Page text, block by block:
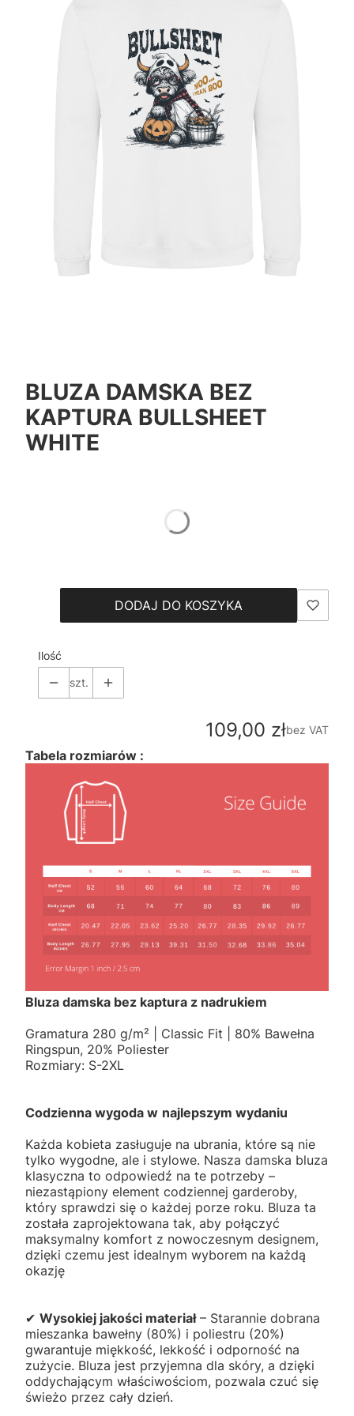
BLUZA DAMSKA BEZ
KAPTURA BULLSHEET
WHITE
DODAJ DO KOSZYKA
Ilość
szt.
Cena
109,00 złbez VAT
Tabela rozmiarów :
Bluza damska bez kaptura z nadrukiem
Gramatura 280 g/m² | Classic Fit | 80% Bawełna
Ringspun, 20% Poliester
Rozmiary: S-2XL
Codzienna wygoda w najlepszym wydaniu
Każda kobieta zasługuje na ubrania, które są nie
tylko wygodne, ale i stylowe. Nasza damska bluza
klasyczna to odpowiedź na te potrzeby –
niezastąpiony element codziennej garderoby,
który sprawdzi się o każdej porze roku. Bluza ta
została zaprojektowana tak, aby połączyć
maksymalny komfort z nowoczesnym designem,
dzięki czemu jest idealnym wyborem na każdą
okazję
✔ Wysokiej jakości materiał– Starannie dobrana
mieszanka bawełny (80%) i poliestru (20%)
gwarantuje miękkość, lekkość i odporność na
zużycie. Bluza jest przyjemna dla skóry, a dzięki
oddychającym właściwościom, pozwala czuć się
świeżo przez cały dzień.